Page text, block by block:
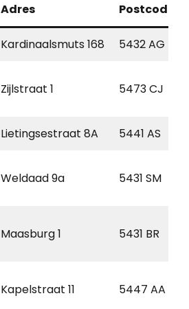
Adres Postcode
Kardinaalsmuts 168 5432 AG
Zijlstraat 1 5473 CJ
Lietingsestraat 8A 5441 AS
Weldaad 9a 5431 SM
Maasburg 1 5431 BR
Kapelstraat 11 5447 AA